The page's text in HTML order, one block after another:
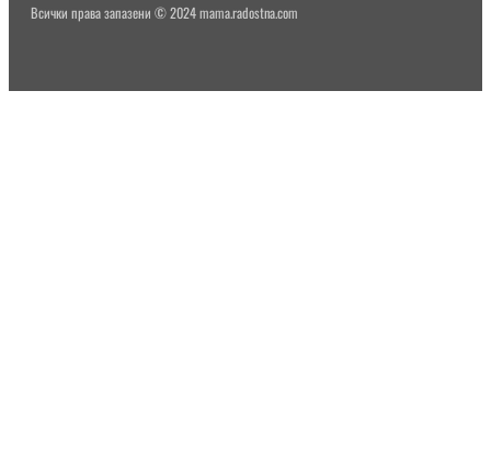
Всички права запазени © 2024 mama.radostna.com